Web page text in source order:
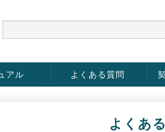
アル よくある質問
よくあ